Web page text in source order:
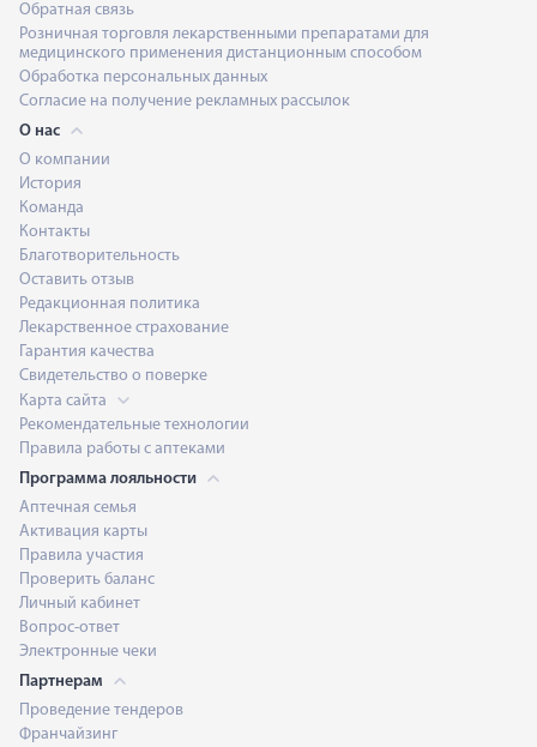
Обратная связь
Розничная торговля лекарственными препаратами для
медицинского применения дистанционным способом
Обработка персональных данных
Согласие на получение рекламных рассылок
О нас
О компании
История
Команда
Контакты
Благотворительность
Оставить отзыв
Редакционная политика
Лекарственное страхование
Гарантия качества
Свидетельство о поверке
Карта сайта
Рекомендательные технологии
Правила работы с аптеками
Программа лояльности
Аптечная семья
Активация карты
Правила участия
Проверить баланс
Личный кабинет
Вопрос-ответ
Электронные чеки
Партнерам
Проведение тендеров
Франчайзинг